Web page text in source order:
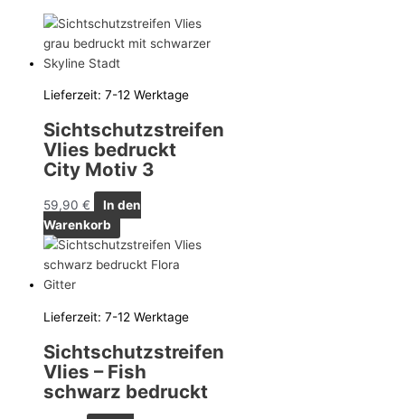
Lieferzeit: 7-12 Werktage
Sichtschutzstreifen
Vlies bedruckt
City Motiv 3
59,90 €
In den
Warenkorb
Lieferzeit: 7-12 Werktage
Sichtschutzstreifen
Vlies – Fish
schwarz bedruckt